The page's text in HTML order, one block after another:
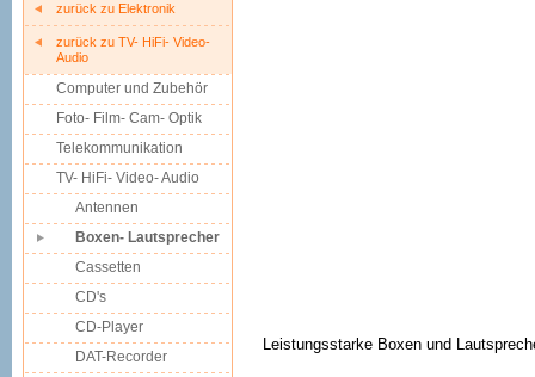
Leistungsstarke Boxen und
zurück zu Elektronik
zurück zu TV- HiFi- Video-
Audio
Computer und Zubehör
Foto- Film- Cam- Optik
Telekommunikation
TV- HiFi- Video- Audio
Antennen
Boxen- Lautsprecher
Cassetten
CD's
CD-Player
DAT-Recorder